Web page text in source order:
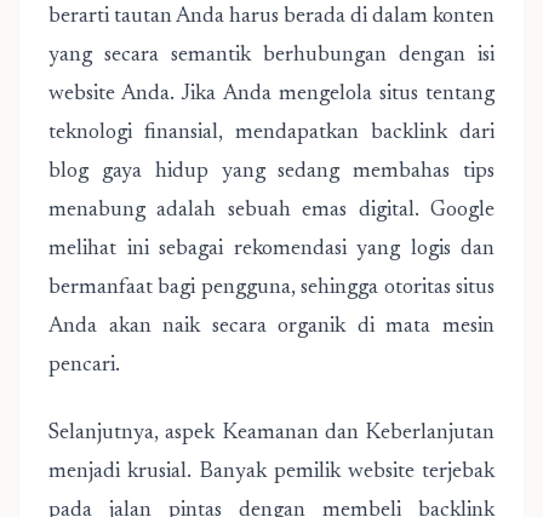
berarti tautan Anda harus berada di dalam konten
yang secara semantik berhubungan dengan isi
website Anda. Jika Anda mengelola situs tentang
teknologi finansial, mendapatkan backlink dari
blog gaya hidup yang sedang membahas tips
menabung adalah sebuah emas digital. Google
melihat ini sebagai rekomendasi yang logis dan
bermanfaat bagi pengguna, sehingga otoritas situs
Anda akan naik secara organik di mata mesin
pencari.
Selanjutnya, aspek Keamanan dan Keberlanjutan
menjadi krusial. Banyak pemilik website terjebak
pada jalan pintas dengan membeli backlink